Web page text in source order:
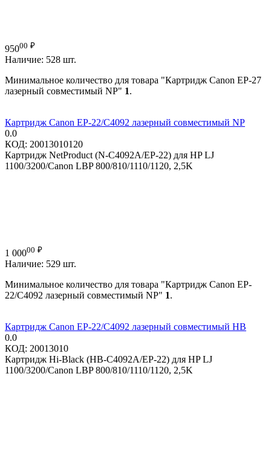
95000 ₽
Наличие: 528 шт.
Минимальное количество для товара "Картридж Canon EP-27
лазерный совместимый NP" 1.
Картридж Canon EP-22/C4092 лазерный совместимый NP
0.0
КОД: 20013010120
Картридж NetProduct (N-C4092A/EP-22) для HP LJ
1100/3200/Canon LBP 800/810/1110/1120, 2,5K
1 00000 ₽
Наличие: 529 шт.
Минимальное количество для товара "Картридж Canon EP-
22/C4092 лазерный совместимый NP" 1.
Картридж Canon EP-22/C4092 лазерный совместимый HB
0.0
КОД: 20013010
Картридж Hi-Black (HB-C4092A/EP-22) для HP LJ
1100/3200/Canon LBP 800/810/1110/1120, 2,5K